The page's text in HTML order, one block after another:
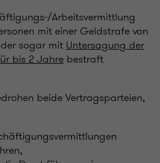
Arbeitsvermittlung
mit einer Geldstrafe von
sogar mit Untersagung der
bis 2 Jahre bestraft
beide Vertragsparteien,